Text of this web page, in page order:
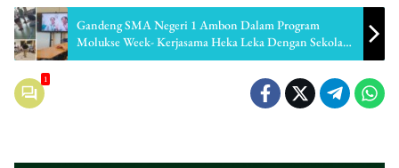
Gandeng SMA Negeri 1 Ambon Dalam Program
Molukse Week- Kerjasama Heka Leka Dengan Sekolah
De- Lariks Belanda Dilakukan Dalam Bentuk Daring
1